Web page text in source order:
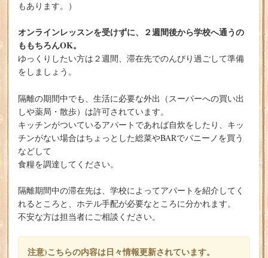
もあります。）
オンラインレッスンを受けずに、２週間後から学校へ通うの
ももちろんOK。
ゆっくりしたい方は２週間、滞在先でのんびり過ごして準備
をしましょう。
隔離の期間中でも、生活に必要な外出（スーパーへの買い出
しや薬局・散歩）は許可されています。
キッチンがついているアパートであれば自炊をしたり、キッ
チンがない場合はちょっとした総菜やBARでパニーノを買う
などして
食糧を調達してください。
隔離期間中の滞在先は、学校によってアパートを紹介してく
れるところと、ホテル手配が必要なところに分かれます。
不安な方は担当者にご相談ください。
注意)こちらの内容は日々情報更新されています。